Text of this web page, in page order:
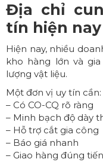
Địa chỉ
tín hiện nay
Hiện nay, nhiều
kho hàng lớn và
lượng vật liệu.
Một đơn vị uy tín cần:
– Có CO-CQ rõ ràng
– Minh bạch độ dày
– Hỗ trợ cắt gia công
– Báo giá nhanh
– Giao hàng đúng